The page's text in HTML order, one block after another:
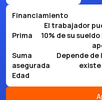
Financiamiento
Prima
El trabajador
10% de su
Suma
asegurada
Depende
Edad